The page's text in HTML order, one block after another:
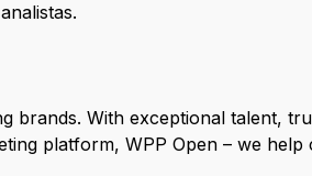
brands. With exceptional talent,
platform, WPP Open – we